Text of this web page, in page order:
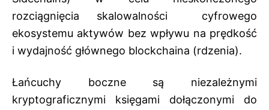
rozciągnięcia skalowalności cyfrowego
ekosystemu aktywów bez wpływu na prędkość
i wydajność głównego blockchaina (rdzenia).
Łańcuchy boczne są niezależnymi
kryptograficznymi księgami dołączonymi do